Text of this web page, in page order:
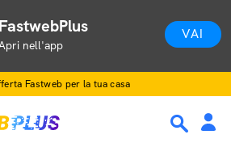
FastwebPlus
nell'app
VAI
Fastweb per la tua casa